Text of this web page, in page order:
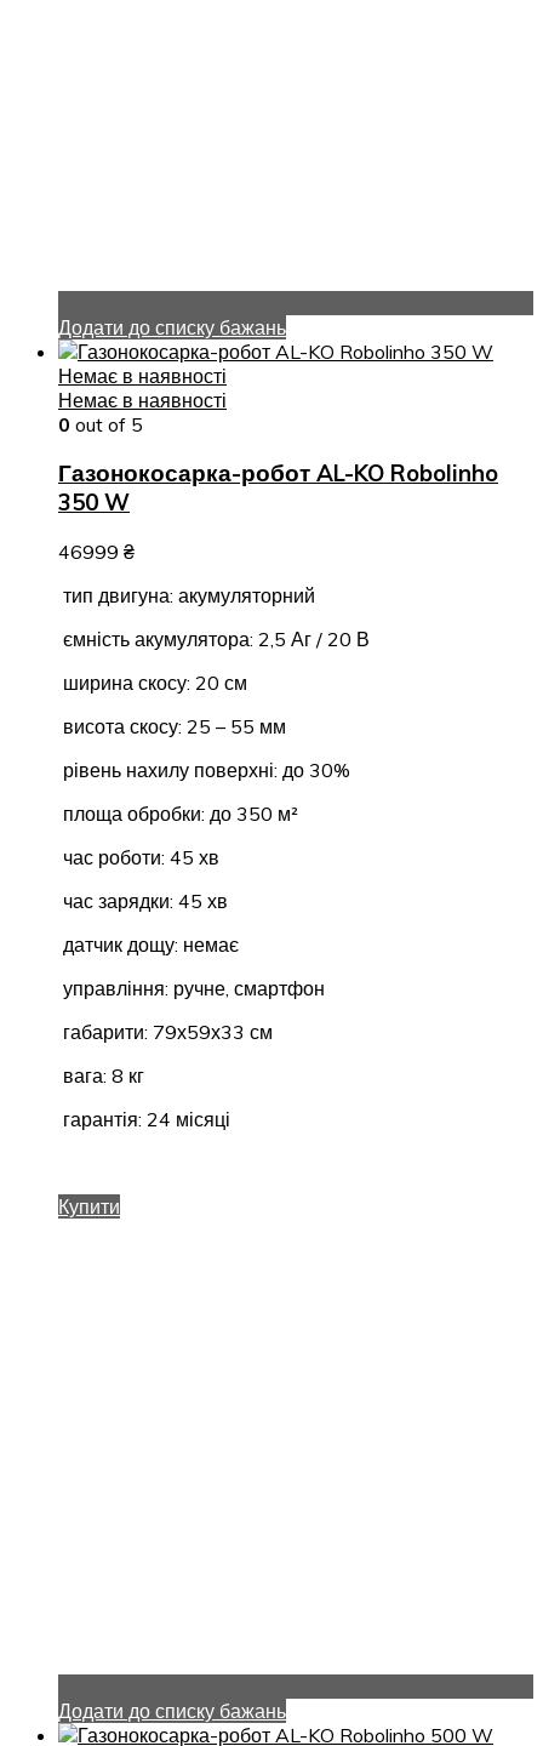
Додати до списку бажань
Немає в наявності
Немає в наявності
0 out of 5
Газонокосарка-робот AL-KO Robolinho
350 W
46999 ₴
тип двигуна: акумуляторний
ємність акумулятора: 2,5 Аг / 20 В
ширина скосу: 20 см
висота скосу: 25 – 55 мм
рівень нахилу поверхні: до 30%
площа обробки: до 350 м²
час роботи: 45 хв
час зарядки: 45 хв
датчик дощу: немає
управління: ручне, смартфон
габарити: 79х59х33 см
вага: 8 кг
гарантія: 24 місяці
Купити
Додати до списку бажань